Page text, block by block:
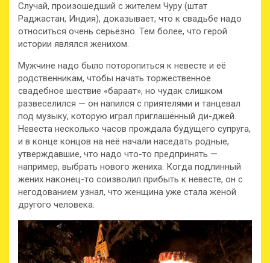
Случай, произошедший с жителем Чуру (штат
Раджастан, Индия), доказывает, что к свадьбе надо
относиться очень серьёзно. Тем более, что герой
истории являлся женихом.
Мужчине надо было поторопиться к невесте и её
родственникам, чтобы начать торжественное
свадебное шествие «бараат», но чудак слишком
развеселился — он напился с приятелями и танцевал
под музыку, которую играл приглашённый ди-джей.
Невеста несколько часов прождала будущего супруга,
и в конце концов на неё начали наседать родные,
утверждавшие, что надо что-то предпринять —
например, выбрать нового жениха. Когда подлинный
жених наконец-то соизволил прибыть к невесте, он с
негодованием узнал, что женщина уже стала женой
другого человека.